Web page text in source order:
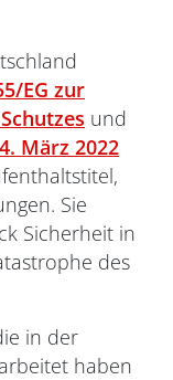
EG zur
und
März 2022
Sie
Sicherheit in
des
in der
haben